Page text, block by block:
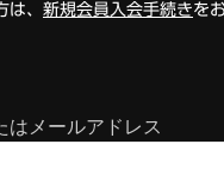
は、 新規会員入会手続きを
はメールアドレス